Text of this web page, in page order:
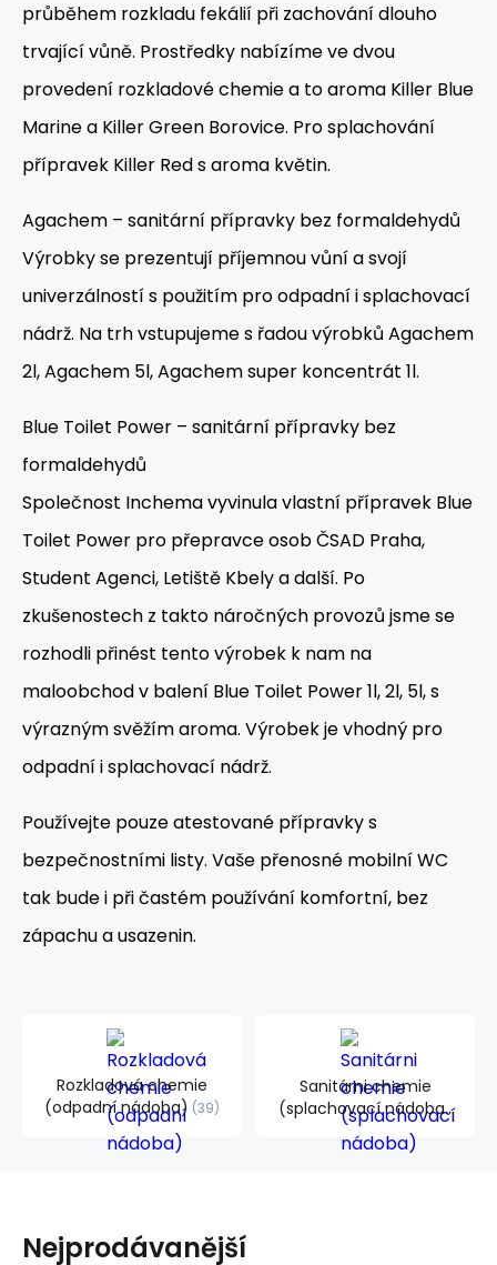
průběhem rozkladu fekálií při zachování dlouho
trvající vůně. Prostředky nabízíme ve dvou
provedení rozkladové chemie a to aroma Killer Blue
Marine a Killer Green Borovice. Pro splachování
přípravek Killer Red s aroma květin.
Agachem – sanitární přípravky bez formaldehydů
Výrobky se prezentují příjemnou vůní a svojí
univerzálností s použitím pro odpadní i splachovací
nádrž. Na trh vstupujeme s řadou výrobků Agachem
2l, Agachem 5l, Agachem super koncentrát 1l.
Blue Toilet Power – sanitární přípravky bez
formaldehydů
Společnost Inchema vyvinula vlastní přípravek Blue
Toilet Power pro přepravce osob ČSAD Praha,
Student Agenci, Letiště Kbely a další. Po
zkušenostech z takto náročných provozů jsme se
rozhodli přinést tento výrobek k nam na
maloobchod v balení Blue Toilet Power 1l, 2l, 5l, s
výrazným svěžím aroma. Výrobek je vhodný pro
odpadní i splachovací nádrž.
Používejte pouze atestované přípravky s
bezpečnostními listy. Vaše přenosné mobilní WC
tak bude i při častém používání komfortní, bez
zápachu a usazenin.
Rozkladová chemie
(odpadní nádoba) 39
Sanitárni chemie
(splachovací nádoba)
30
Nejprodávanější